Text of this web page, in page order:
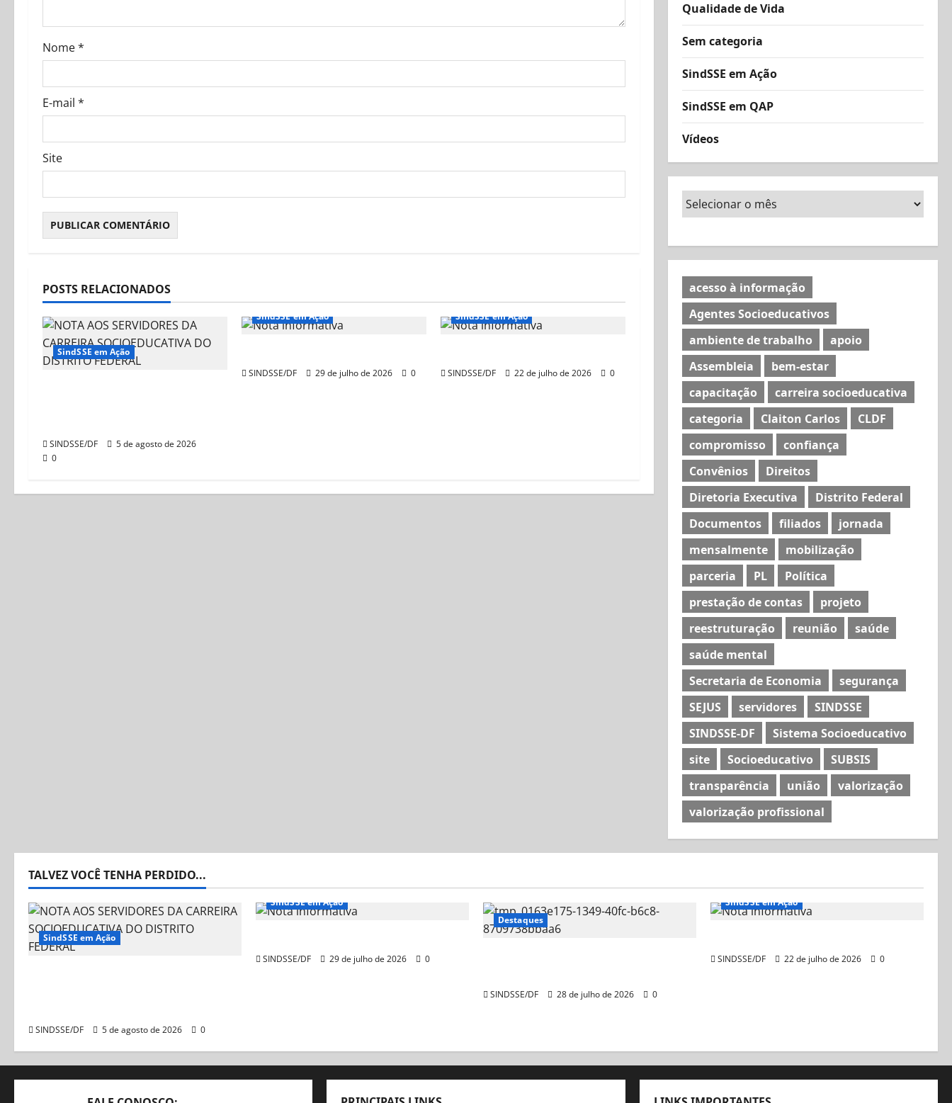
o
n
Nome*
E-mail *
Site
POSTS RELACIONADOS
SindSSE em Ação
SINDSSE/DF
5 de agosto de 2026
0
SindSSE em Ação
SINDSSE/DF 29 de julho de 2026 0
SindSSE em Ação
SINDSSE/DF 22 de julho de 2026 0
Qualidade de Vida
Sem categoria
SindSSE em Ação
SindSSE em QAP
Vídeos
acesso à informação
Agentes Socioeducativos
ambiente de trabalho
apoio
Assembleia
bem-estar
capacitação
carreira socioeducativa
categoria
Claiton Carlos
CLDF
compromisso
confiança
Convênios
Direitos
Diretoria Executiva
Distrito Federal
Documentos
filiados
jornada
mensalmente
mobilização
parceria
PL
Política
prestação de contas
projeto
reestruturação
reunião
saúde
saúde mental
Secretaria de Economia
segurança
SEJUS
servidores
SINDSSE
SINDSSE-DF
Sistema Socioeducativo
site
Socioeducativo
SUBSIS
transparência
união
valorização
valorização profissional
TALVEZ VOCÊ TENHA PERDIDO...
SindSSE em Ação
SINDSSE/DF 5 de agosto de 2026 0
SindSSE em Ação
SINDSSE/DF 29 de julho de 2026 0
Destaques
SINDSSE/DF 28 de julho de 2026 0
SindSSE em Ação
SINDSSE/DF 22 de julho de 2026 0